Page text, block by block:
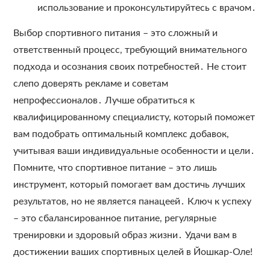
использование и проконсультируйтесь с врачом․
Выбор спортивного питания – это сложный и
ответственный процесс, требующий внимательного
подхода и осознания своих потребностей․ Не стоит
слепо доверять рекламе и советам
непрофессионалов․ Лучше обратиться к
квалифицированному специалисту, который поможет
вам подобрать оптимальный комплекс добавок,
учитывая ваши индивидуальные особенности и цели․
Помните, что спортивное питание – это лишь
инструмент, который помогает вам достичь лучших
результатов, но не является панацеей․ Ключ к успеху
– это сбалансированное питание, регулярные
тренировки и здоровый образ жизни․ Удачи вам в
достижении ваших спортивных целей в Йошкар-Оле!